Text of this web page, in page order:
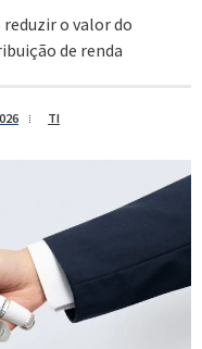
reduzir o valor do
de renda
TI